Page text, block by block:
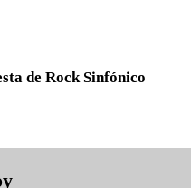
de Rock Sinfónico